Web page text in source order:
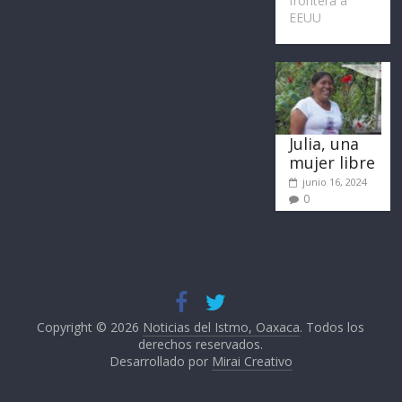
EEUU
Julia, una
mujer libre
junio 16, 2024
0
Copyright © 2026 Noticias del Istmo, Oaxaca. Todos los
derechos reservados.
Desarrollado por Mirai Creativo